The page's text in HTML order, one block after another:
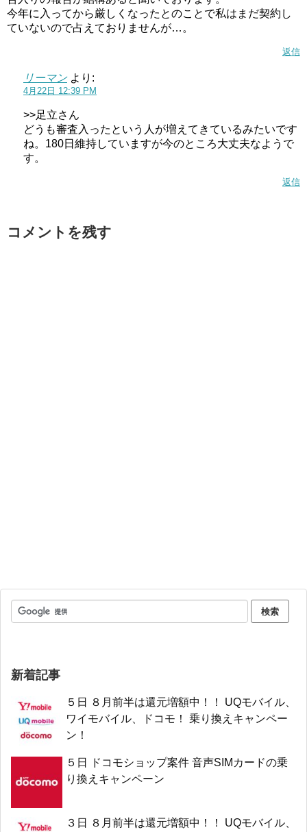
今年に入ってから厳しくなったとのことで私はまだ契約し
ていないので占えておりませんが…。
返信
リーマン より:
4月22日 12:39 PM
>>足立さん
どうも審査入ったという人が増えてきているみたいです
ね。180日維持していますが今のところ大丈夫なようで
す。
返信
コメントを残す
新着記事
５日 ８月前半は還元増額中！！ UQモバイル、
ワイモバイル、ドコモ！ 乗り換えキャンペー
ン！
５日 ドコモショップ案件 音声SIMカードの乗
り換えキャンペーン
３日 ８月前半は還元増額中！！ UQモバイル、